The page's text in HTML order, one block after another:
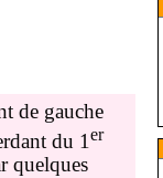
de gauche
du 1er
quelques